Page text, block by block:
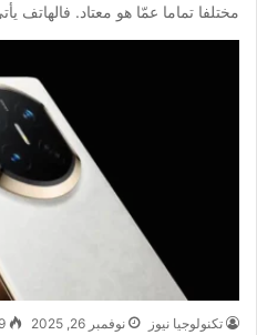
مختلفا تماما عمّا هو معتاد. فالهاتف
تكنولوجيا نيوز نوفمبر 26, 2025